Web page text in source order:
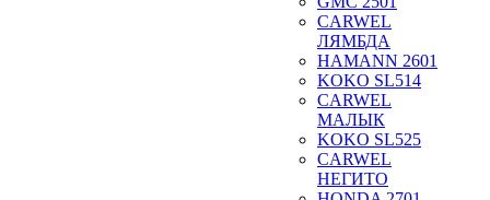
CARWEL
ЛЯМБДА
HAMANN 2601
KOKO SL514
CARWEL
МАЛЫК
KOKO SL525
CARWEL
НЕГИТО